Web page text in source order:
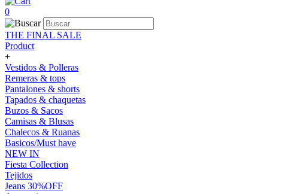
0
THE FINAL SALE
Product
+
Vestidos & Polleras
Remeras & tops
Pantalones & shorts
Tapados & chaquetas
Buzos & Sacos
Camisas & Blusas
Chalecos & Ruanas
Basicos/Must have
NEW IN
Fiesta Collection
Tejidos
Jeans 30%OFF